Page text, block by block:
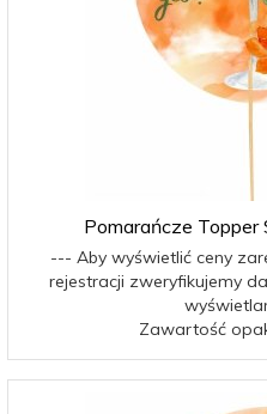
Pomarańcze
--- Aby wyświetlić ceny
rejestracji zweryfikujemy
Zawartość